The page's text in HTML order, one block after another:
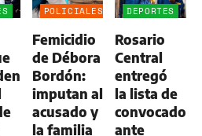
POLICIALES
Femicidio
de Débora
Bordón:
imputan al
acusado y
la familia
DEPORTES
Rosario
Central
entregó
la lista de
convocados
ante